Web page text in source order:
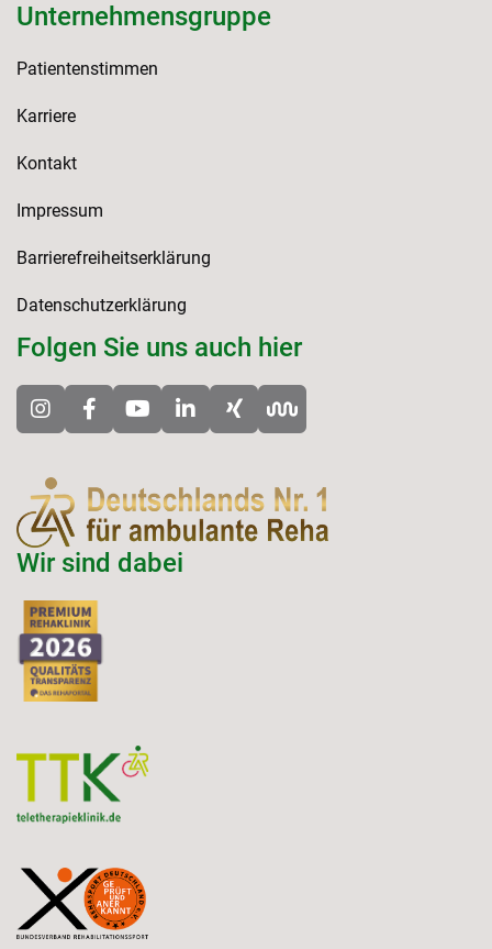
Unternehmensgruppe
Patientenstimmen
Karriere
Kontakt
Impressum
Barrierefreiheitserklärung
Datenschutzerklärung
Folgen Sie uns auch hier
Wir sind dabei